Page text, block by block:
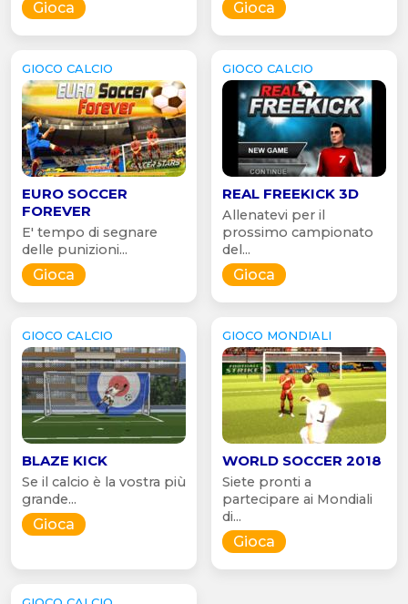
Gioca Gioca
GIOCO CALCIO
EURO SOCCER
FOREVER
E' tempo di segnare
delle punizioni...
Gioca
GIOCO CALCIO
REAL FREEKICK 3D
Allenatevi per il
prossimo campionato
del...
Gioca
GIOCO CALCIO
BLAZE KICK
Se il calcio è la vostra più
grande...
Gioca
GIOCO MONDIALI
WORLD SOCCER 2018
Siete pronti a
partecipare ai Mondiali
di...
Gioca